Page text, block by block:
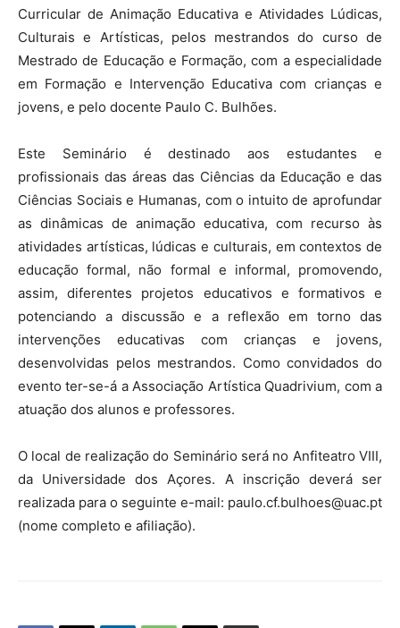
Curricular de Animação Educativa e Atividades Lúdicas,
Culturais e Artísticas, pelos mestrandos do curso de
Mestrado de Educação e Formação, com a especialidade
em Formação e Intervenção Educativa com crianças e
jovens, e pelo docente Paulo C. Bulhões.
Este Seminário é destinado aos estudantes e
profissionais das áreas das Ciências da Educação e das
Ciências Sociais e Humanas, com o intuito de aprofundar
as dinâmicas de animação educativa, com recurso às
atividades artísticas, lúdicas e culturais, em contextos de
educação formal, não formal e informal, promovendo,
assim, diferentes projetos educativos e formativos e
potenciando a discussão e a reflexão em torno das
intervenções educativas com crianças e jovens,
desenvolvidas pelos mestrandos. Como convidados do
evento ter-se-á a Associação Artística Quadrivium, com a
atuação dos alunos e professores.
O local de realização do Seminário será no Anfiteatro VIII,
da Universidade dos Açores. A inscrição deverá ser
realizada para o seguinte e-mail: paulo.cf.bulhoes@uac.pt
(nome completo e afiliação).